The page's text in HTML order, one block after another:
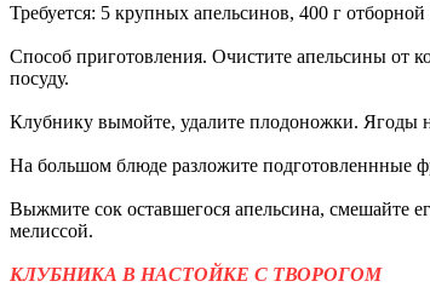
Требуется: 5 крупных апельсинов, 400 г
Способ приготовления. Очистите апельсины от
посуду.
Клубнику вымойте, удалите плодоножки. Ягоды
На большом блюде разложите подготовленнные
Выжмите сок оставшегося апельсина, смешайте
мелиссой.
КЛУБНИКА В НАСТОЙКЕ С ТВОРОГОМ